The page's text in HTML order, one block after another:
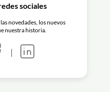
sociales
novedades, los nuevos
nuestra historia.
|